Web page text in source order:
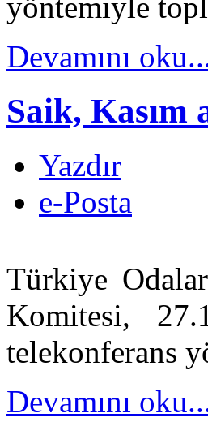
Devamını
Saik, Kasım
Yazdır
e-Posta
Türkiye
Komitesi,
telekonferans
Devamını